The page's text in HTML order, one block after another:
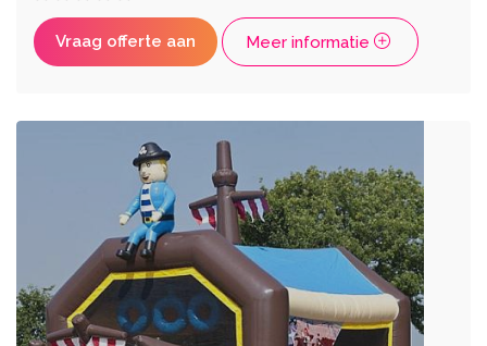
Vraag offerte aan Meer informatie